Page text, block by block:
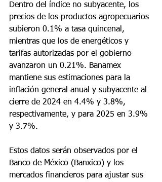
Dentro del índice no subyacente, los
precios de los productos agropecuarios
subieron 0.1% a tasa quincenal,
mientras que los de energéticos y
tarifas autorizadas por el gobierno
avanzaron un 0.21%. Banamex
mantiene sus estimaciones para la
inflación general anual y subyacente al
cierre de 2024 en 4.4% y 3.8%,
respectivamente, y para 2025 en 3.9%
y 3.7%.
Estos datos serán observados por el
Banco de México (Banxico) y los
mercados financieros para ajustar sus